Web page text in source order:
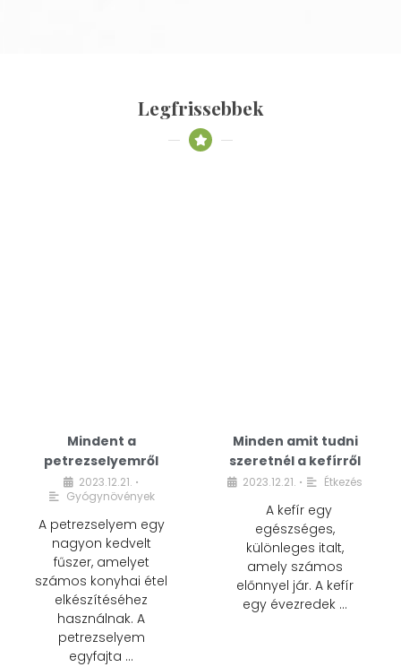
Legfrissebbek
Mindent a
petrezselyemről
2023.12.21. •
Gyógynövények
A petrezselyem egy
nagyon kedvelt
fűszer, amelyet
számos konyhai étel
elkészítéséhez
használnak. A
petrezselyem
egyfajta …
Minden amit tudni
szeretnél a kefírről
2023.12.21. • Étkezés
A kefír egy
egészséges,
különleges italt,
amely számos
előnnyel jár. A kefír
egy évezredek …